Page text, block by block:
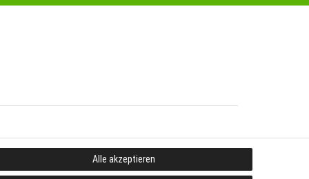
Alle akzeptieren